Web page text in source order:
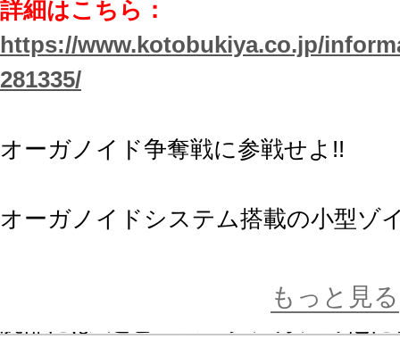
詳細はこちら：
https://www.kotobukiya.co.jp/
281335/
オーガノイド争奪戦に参戦せよ!!
オーガノイドシステム搭載の小型ゾ
もっと見る